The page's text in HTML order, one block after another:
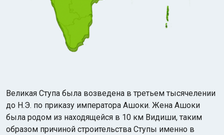
Великая Ступа была возведена в третьем тысячелении
до Н.Э. по приказу императора Ашоки. Жена Ашоки
была родом из находящейся в 10 км Видиши, таким
образом причиной строительства Ступы именно в